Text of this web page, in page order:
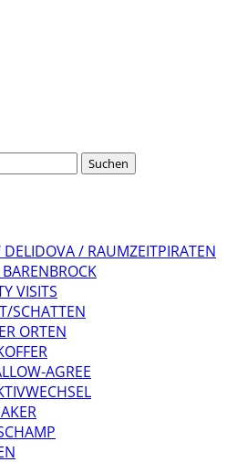
/ RAUMZEITPIRATEN
VISITS
SCHATTEN
ORTEN
AGREE